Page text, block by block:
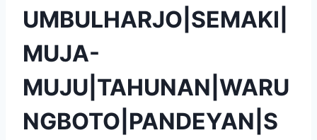
UMBULHARJO|SEMAKI|
MUJA-
MUJU|TAHUNAN|WARU
NGBOTO|PANDEYAN|S